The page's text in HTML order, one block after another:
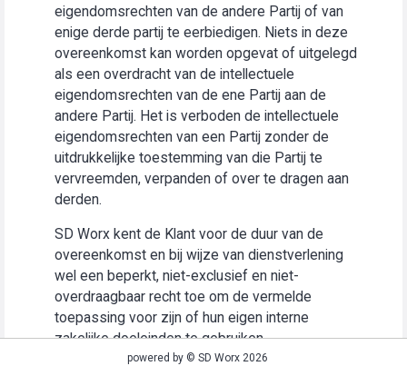
eigendomsrechten van de andere Partij of van
enige derde partij te eerbiedigen. Niets in deze
overeenkomst kan worden opgevat of uitgelegd
als een overdracht van de intellectuele
eigendomsrechten van de ene Partij aan de
andere Partij. Het is verboden de intellectuele
eigendomsrechten van een Partij zonder de
uitdrukkelijke toestemming van die Partij te
vervreemden, verpanden of over te dragen aan
derden.
SD Worx kent de Klant voor de duur van de
overeenkomst en bij wijze van dienstverlening
wel een beperkt, niet-exclusief en niet-
overdraagbaar recht toe om de vermelde
toepassing voor zijn of hun eigen interne
zakelijke doeleinden te gebruiken
(“Gebruiksrecht”).powered by © SD Worx 2026